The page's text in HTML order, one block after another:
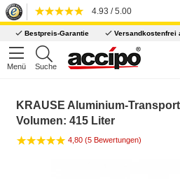
4.93 / 5.00
Bestpreis-Garantie Versandkostenfrei
Menü Suche
KRAUSE Aluminium-
Volumen: 415 Liter
4,80 (5 Bewertungen)